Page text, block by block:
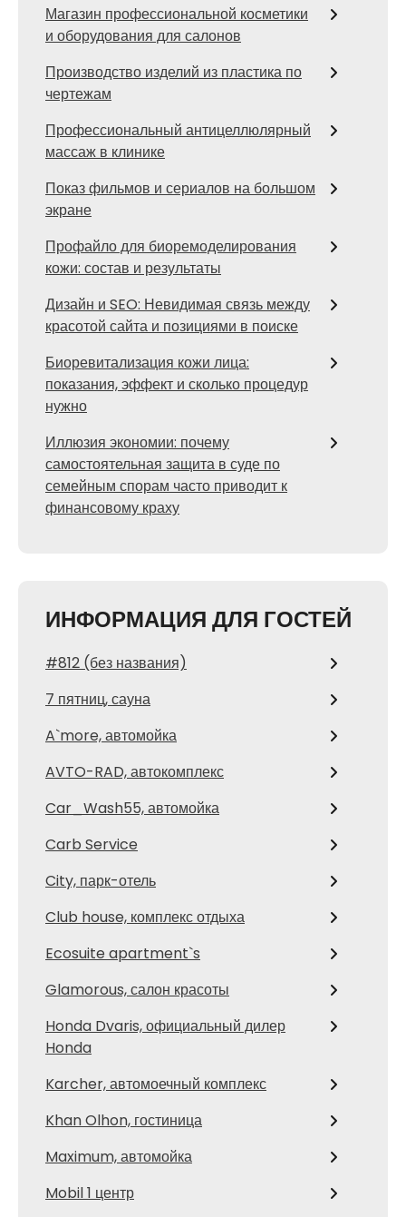
Магазин профессиональной косметики
и оборудования для салонов
Производство изделий из пластика по
чертежам
Профессиональный антицеллюлярный
массаж в клинике
Показ фильмов и сериалов на большом
экране
Профайло для биоремоделирования
кожи: состав и результаты
Дизайн и SEO: Невидимая связь между
красотой сайта и позициями в поиске
Биоревитализация кожи лица:
показания, эффект и сколько процедур
нужно
Иллюзия экономии: почему
самостоятельная защита в суде по
семейным спорам часто приводит к
финансовому краху
ИНФОРМАЦИЯ ДЛЯ ГОСТЕЙ
#812 (без названия)
7 пятниц, сауна
A`more, автомойка
AVTO-RAD, автокомплекс
Car_Wash55, автомойка
Carb Service
City, парк-отель
Club house, комплекс отдыха
Ecosuite apartment`s
Glamorous, салон красоты
Honda Dvaris, официальный дилер
Honda
Karcher, автомоечный комплекс
Khan Olhon, гостиница
Maximum, автомойка
Mobil 1 центр